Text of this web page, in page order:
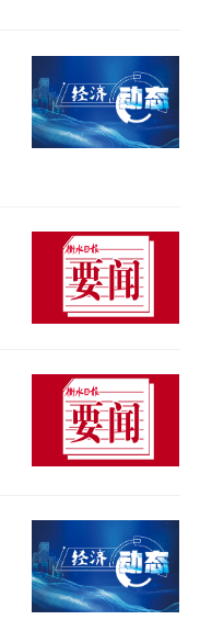
科技吃饭
发展的致富路